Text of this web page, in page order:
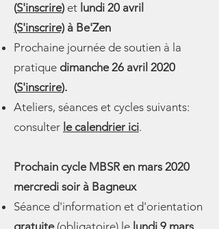
(S'inscrire) et lundi 20 avril
(S'inscrire) à Be'Zen
Prochaine journée de soutien à la
pratique dimanche 26 avril 2020
(S'inscrire).
Ateliers, séances et cycles suivants:
consulter le calendrier ici.
Prochain cycle MBSR en mars 2020
mercredi soir à Bagneux
Séance d'information et d'orientation
gratuite (obligatoire) le lundi 9 mars